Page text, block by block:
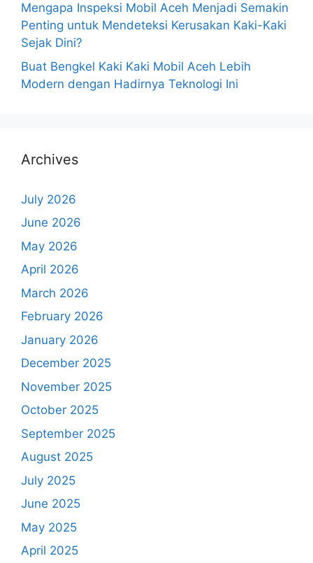
Mengapa Inspeksi Mobil Aceh Menjadi Semakin
Penting untuk Mendeteksi Kerusakan Kaki-Kaki
Sejak Dini?
Buat Bengkel Kaki Kaki Mobil Aceh Lebih
Modern dengan Hadirnya Teknologi Ini
Archives
July 2026
June 2026
May 2026
April 2026
March 2026
February 2026
January 2026
December 2025
November 2025
October 2025
September 2025
August 2025
July 2025
June 2025
May 2025
April 2025